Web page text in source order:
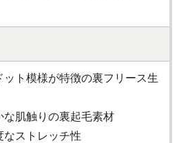
ト模様が特徴の裏フリース生
肌触りの裏起毛素材
なストレッチ性